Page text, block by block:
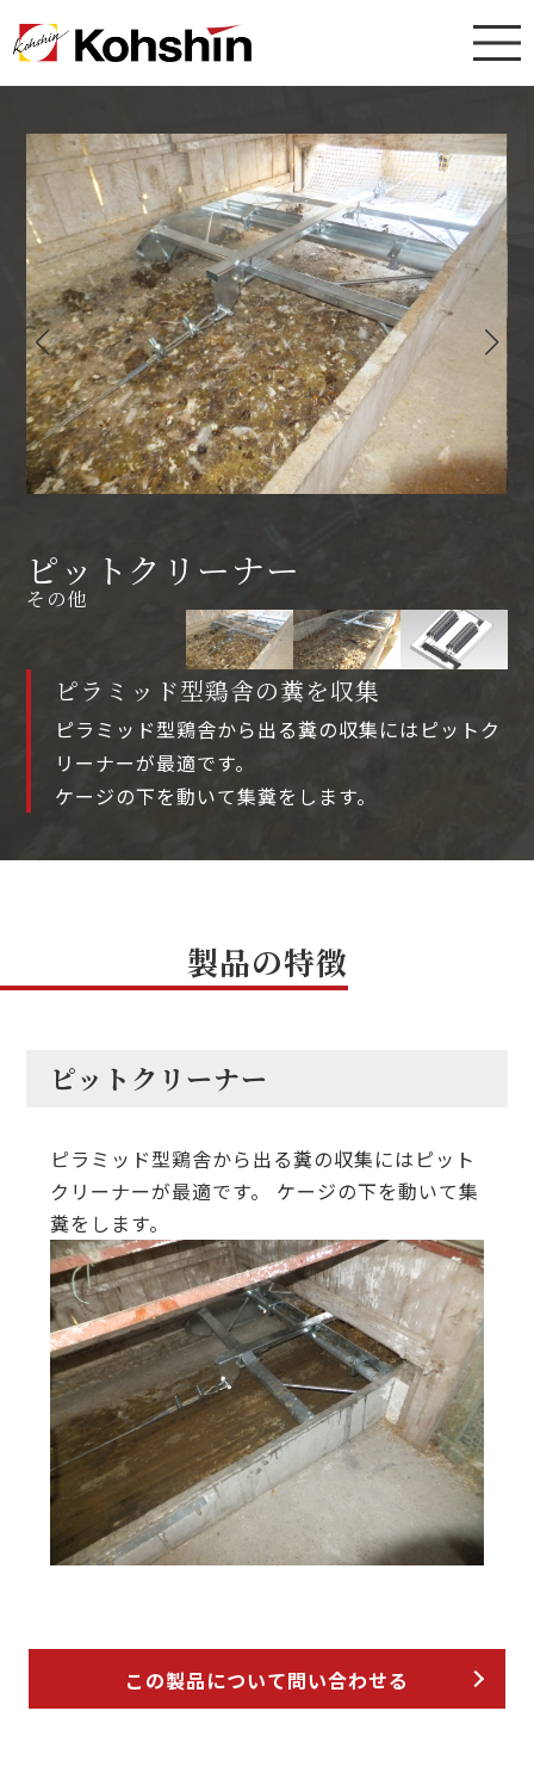
ピットクリーナー
その他
ピラミッド型鶏舎の糞を収集
ピラミッド型鶏舎から出る糞の収集にはピットク
リーナーが最適です。
ケージの下を動いて集糞をします。
製品の特徴
ピットクリーナー
ピラミッド型鶏舎から出る糞の収集にはピット
クリーナーが最適です。 ケージの下を動いて集
糞をします。
この製品について問い合わせる